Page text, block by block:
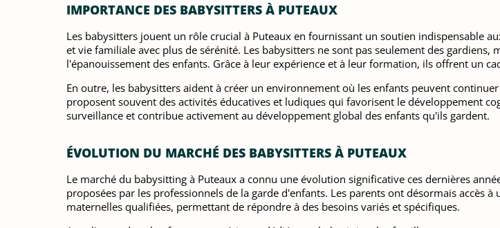
IMPORTANCE DES BABYSITTERS À PUTEAUX
Les babysitters jouent un rôle crucial à Puteaux en fournissant un soutien indispensable
et vie familiale avec plus de sérénité. Les babysitters ne sont pas seulement des
l'épanouissement des enfants. Grâce à leur expérience et à leur formation, ils offrent un
En outre, les babysitters aident à créer un environnement où les enfants peuvent
proposent souvent des activités éducatives et ludiques qui favorisent le développement
surveillance et contribue activement au développement global des enfants qu'ils gardent.
ÉVOLUTION DU MARCHÉ DES BABYSITTERS À PUTEAUX
Le marché du babysitting à Puteaux a connu une évolution significative ces dernières
proposées par les professionnels de la garde d'enfants. Les parents ont désormais accès
maternelles qualifiées, permettant de répondre à des besoins variés et spécifiques.